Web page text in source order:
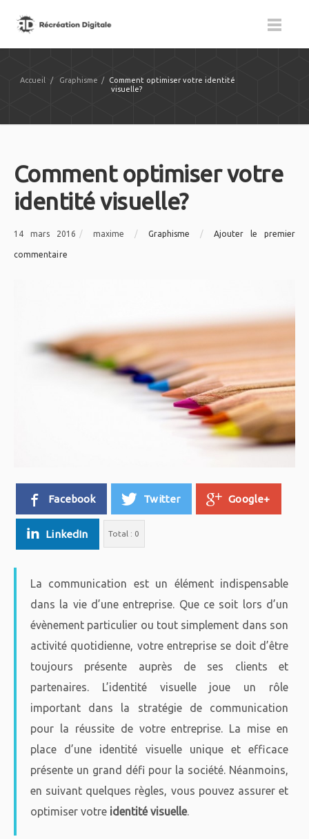
Accueil / Graphisme /
Comment optimiser votre identité
visuelle?
Comment optimiser votre
identité visuelle?
14 mars 2016 / maxime / Graphisme / Ajouter le premier
commentaire
Facebook Twitter Google+
LinkedIn Total : 0
La communication est un élément indispensable
dans la vie d’une entreprise. Que ce soit lors d’un
évènement particulier ou tout simplement dans son
activité quotidienne, votre entreprise se doit d’être
toujours présente auprès de ses clients et
partenaires. L’identité visuelle joue un rôle
important dans la stratégie de communication
pour la réussite de votre entreprise. La mise en
place d’une identité visuelle unique et efficace
présente un grand défi pour la société. Néanmoins,
en suivant quelques règles, vous pouvez assurer et
optimiser votre identité visuelle.